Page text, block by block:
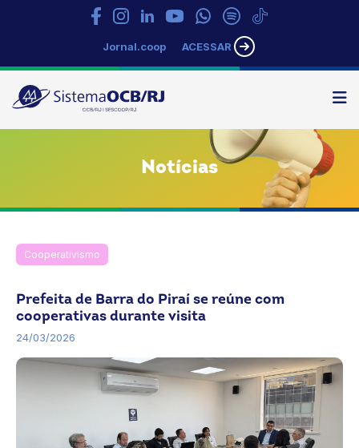
Jornal.coop ACESSAR
Sistema
OCB/RJ
Notícias
Cooperativismo
Prefeita de Barra do Piraí se reúne com
cooperativas durante visita
24/03/2026